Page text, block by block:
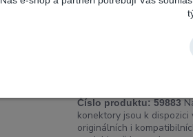
Originál deska s USB
konektorem Motorola
Číslo produktu: 59883
konektory jsou k dispozici
originálních i